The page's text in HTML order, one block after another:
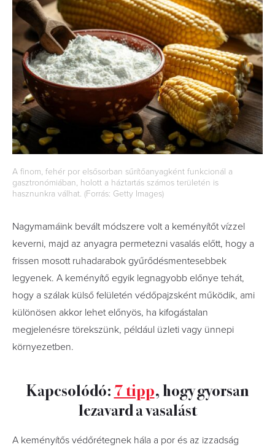
A finom, fehér por elsősorban sűrítőanyagként funkcionál a
gasztronómiában, holott a háztartás számos területén is
hasznunkra válhat. (Forrás: Getty Images)
Nagymamáink bevált módszere volt a keményítőt vízzel
keverni, majd az anyagra permetezni vasalás előtt, hogy a
frissen mosott ruhadarabok gyűrődésmentesebbek
legyenek. A keményítő egyik legnagyobb előnye tehát,
hogy a szálak külső felületén védőpajzsként működik, ami
különösen akkor lehet előnyös, ha kifogástalan
megjelenésre törekszünk, például üzleti vagy ünnepi
környezetben.
Kapcsolódó:7 tipp, hogy gyorsan
lezavard a vasalást
A keményítős védőrétegnek hála a por és az izzadság